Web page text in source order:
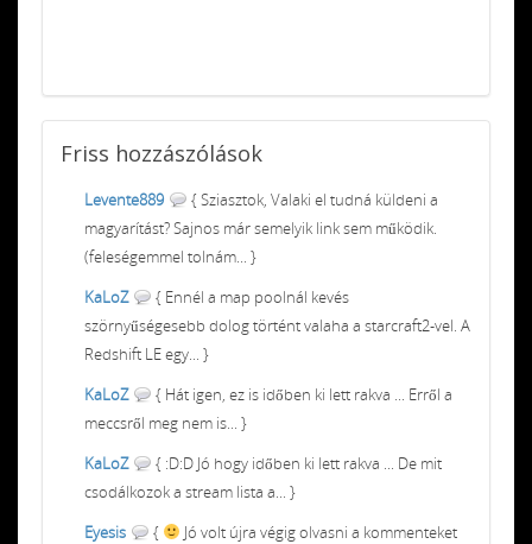
Friss hozzászólások
Levente889
{ Sziasztok, Valaki el tudná küldeni a
magyarítást? Sajnos már semelyik link sem működik.
(feleségemmel tolnám... }
KaLoZ
{ Ennél a map poolnál kevés
szörnyűségesebb dolog történt valaha a starcraft2-vel. A
Redshift LE egy... }
KaLoZ
{ Hát igen, ez is időben ki lett rakva ... Erről a
meccsről meg nem is... }
KaLoZ
{ :D:D Jó hogy időben ki lett rakva ... De mit
csodálkozok a stream lista a... }
Eyesis
{
Jó volt újra végig olvasni a kommenteket